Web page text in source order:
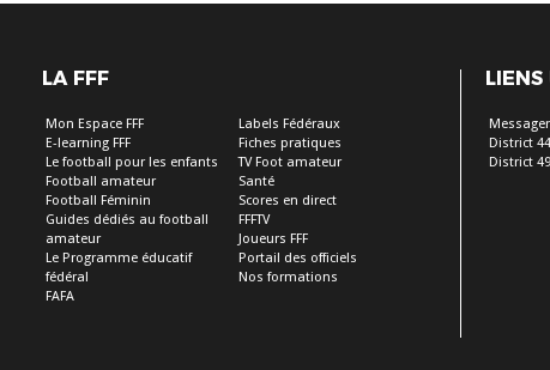
LA FFF
Mon Espace FFF
E-learning FFF
Le football pour les enfants
Football amateur
Football Féminin
Guides dédiés au football
amateur
Le Programme éducatif
fédéral
FAFA
Labels Fédéraux
Fiches pratiques
TV Foot amateur
Santé
Scores en direct
FFFTV
Joueurs FFF
Portail des officiels
Nos formations
LIENS
District 44
District 49